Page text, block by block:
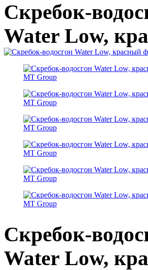
Скребок-
Water Low,
Скребок-
Water Low,